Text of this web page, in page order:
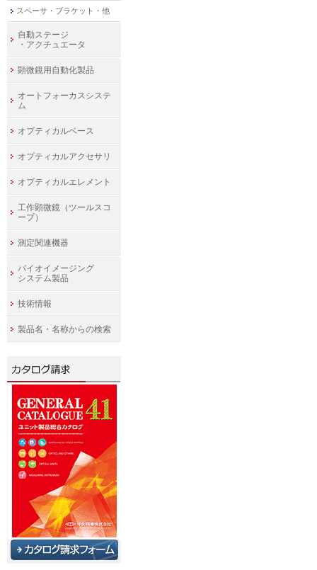
スペーサ・ブラケット・他
自動ステージ
・アクチュエータ
顕微鏡用自動化製品
オートフォーカスシステ
ム
オプティカルベース
オプティカルアクセサリ
オプティカルエレメント
工作顕微鏡（ツールスコ
ープ）
測定関連機器
バイオイメージング
システム製品
技術情報
製品名・名称からの検索